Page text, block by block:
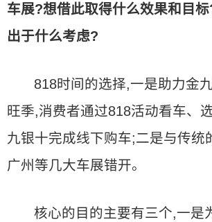
车展?想借此取得什么效果和目
出于什么考虑?
818时间的选择,一是助力金
旺季,消费者通过818活动看车、
九银十完成线下购车;二是与传统
广州等几大车展错开。
核心的目的主要有三个,一是